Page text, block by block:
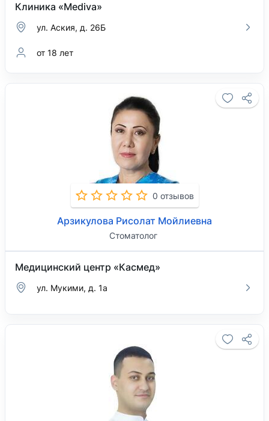
Клиника «Mediva»
ул. Аския, д. 26Б
от 18 лет
0 отзывов
Арзикулова Рисолат Мойлиевна
Стоматолог
Медицинский центр «Касмед»
ул. Мукими, д. 1а